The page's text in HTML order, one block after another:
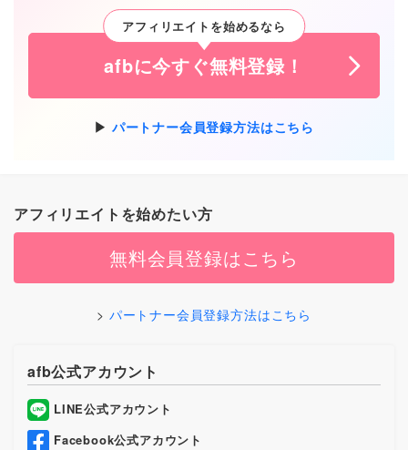
アフィリエイトを始めるなら
afbに今すぐ無料登録！
パートナー会員登録方法はこちら
アフィリエイトを始めたい方
無料会員登録はこちら
パートナー会員登録方法はこちら
afb公式アカウント
LINE公式アカウント
Facebook公式アカウント